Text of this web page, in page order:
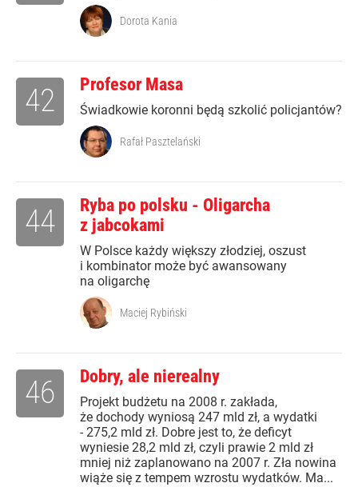
Dorota Kania
Profesor Masa
Świadkowie koronni będą szkolić policjantów?
42
Rafał Pasztelański
Ryba po polsku - Oligarcha
z jabcokami
W Polsce każdy większy złodziej, oszust
i kombinator może być awansowany
na oligarchę
44
Maciej Rybiński
Dobry, ale nierealny
Projekt budżetu na 2008 r. zakłada,
że dochody wyniosą 247 mld zł, a wydatki
- 275,2 mld zł. Dobre jest to, że deficyt
wyniesie 28,2 mld zł, czyli prawie 2 mld zł
mniej niż zaplanowano na 2007 r. Zła nowina
wiąże się z tempem wzrostu wydatków. Ma...
46